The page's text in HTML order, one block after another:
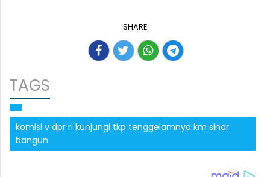
SHARE:
TAGS
komisi v dpr ri kunjungi tkp tenggelamnya km sinar
bangun